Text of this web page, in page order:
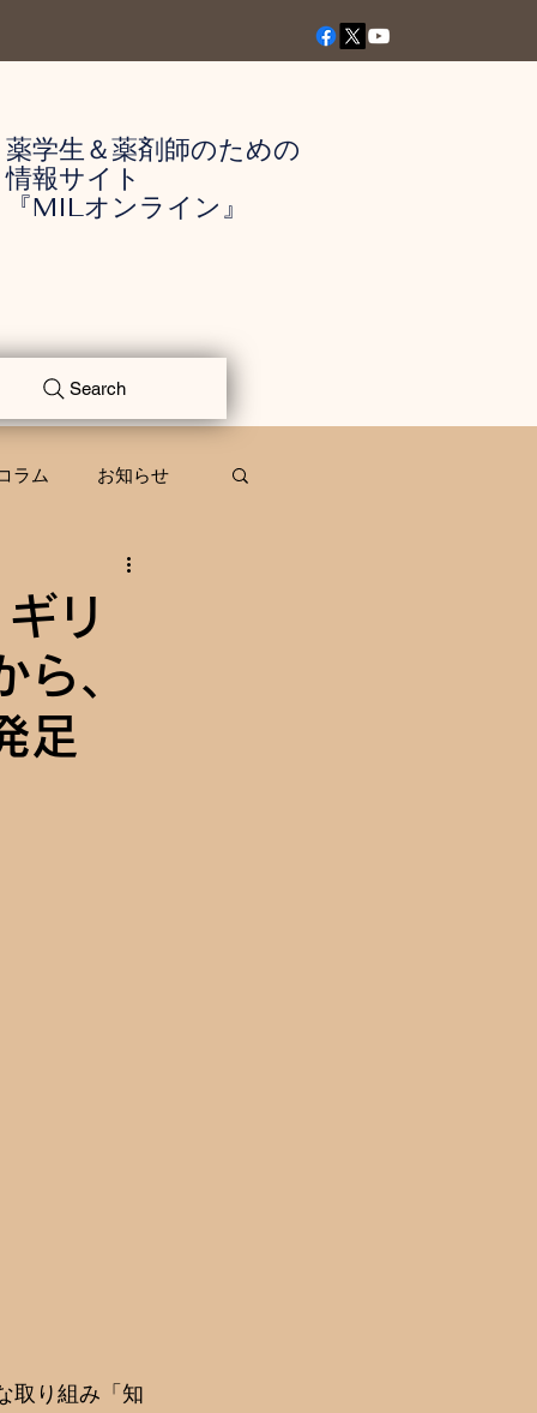
薬学生＆薬剤師のための
情報サイト
『MILオンライン』
Search
ラム お知らせ
リ
、
足
取り組み「知